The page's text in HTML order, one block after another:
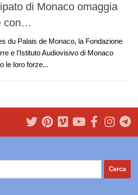
di Monaco omaggia
con…
du Palais de Monaco, la Fondazione
e l’Istituto Audiovisivo di Monaco
le loro forze...